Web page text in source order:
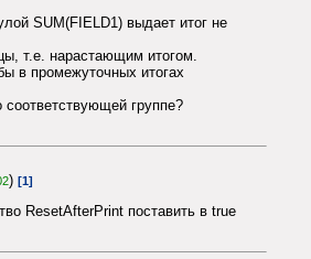
SUM(FIELD1) выдает итог не
т.е. нарастающим итогом.
в промежуточных итогах
соответствующей группе?
) [1]
ResetAfterPrint поставить в true